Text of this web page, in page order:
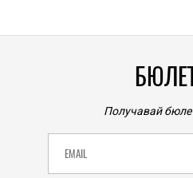
Получавай